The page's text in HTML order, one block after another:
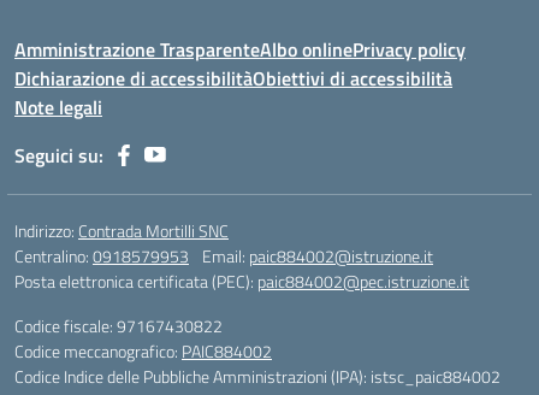
Amministrazione TrasparenteAlbo onlinePrivacy policy
Dichiarazione di accessibilitàObiettivi di accessibilità
Note legali
Seguici su:
Indirizzo: Contrada Mortilli SNC
Centralino:0918579953 Email: paic884002@istruzione.it
Posta elettronica certificata (PEC): paic884002@pec.istruzione.it
Codice fiscale: 97167430822
Codice meccanografico: PAIC884002
Codice Indice delle Pubbliche Amministrazioni (IPA): istsc_paic884002